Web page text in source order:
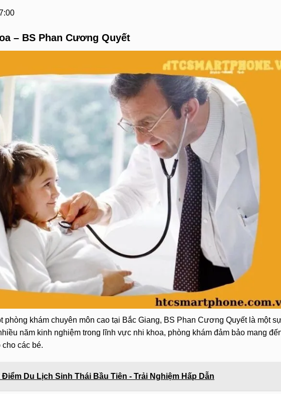
– BS Phan Cương Quyết
phòng khám chuyên môn cao tại Bắc Giang, BS Phan Cương Quyết là một
năm kinh nghiệm trong lĩnh vực nhi khoa, phòng khám đảm bảo mang
cho các bé.
Điểm Du Lịch Sinh Thái Bầu Tiên - Trải Nghiệm Hấp Dẫn